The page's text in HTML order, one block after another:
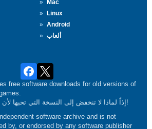
Mac
Linux
Android
ألعاب
free software downloads for old versions of
إذاً لماذا لا تنخفض إلى النسخة التي تحبها لأن الأحدث ليس دائماً أفضل!
software archive and is not
by, or endorsed by any software publisher